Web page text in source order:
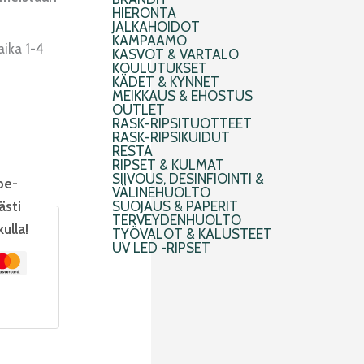
1-4
HIERONTA
JALKAHOIDOT
KAMPAAMO
KASVOT & VARTALO
KOULUTUKSET
KÄDET & KYNNET
MEIKKAUS & EHOSTUS
OUTLET
RASK-RIPSITUOTTEET
RASK-RIPSIKUIDUT
RESTA
RIPSET & KULMAT
SIIVOUS, DESINFIOINTI &
VÄLINEHUOLTO
SUOJAUS & PAPERIT
TERVEYDENHUOLTO
TYÖVALOT & KALUSTEET
UV LED -RIPSET